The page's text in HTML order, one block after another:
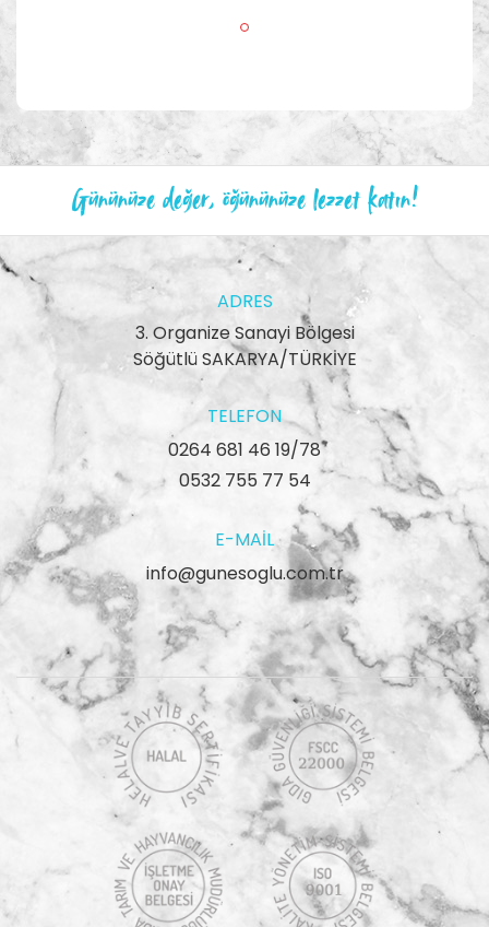
Gününüze değer, öğününüze lezzet katın!
ADRES
3. Organize Sanayi Bölgesi
Söğütlü SAKARYA/TÜRKİYE
TELEFON
0264 681 46 19/78
0532 755 77 54
E-MAIL
info@gunesoglu.com.tr